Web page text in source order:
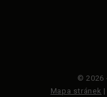
© 2026
Mapa stránek |